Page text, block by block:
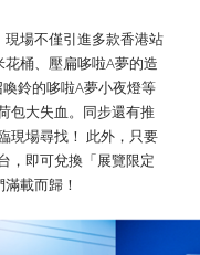
場不僅引進多款香港站
桶、壓扁哆啦A夢的造
鈴的哆啦A夢小夜燈等
包大失血。同步還有推
現場尋找！ 此外，只要
，即可兌換「展覽限定
載而歸！